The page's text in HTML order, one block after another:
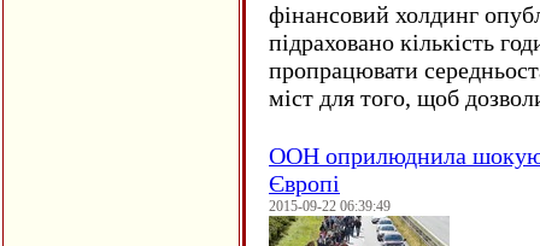
фінансовий холдинг
підраховано кількість
пропрацювати
міст для того, щоб
ООН оприлюднила
Європі
2015-09-22 06:39:49